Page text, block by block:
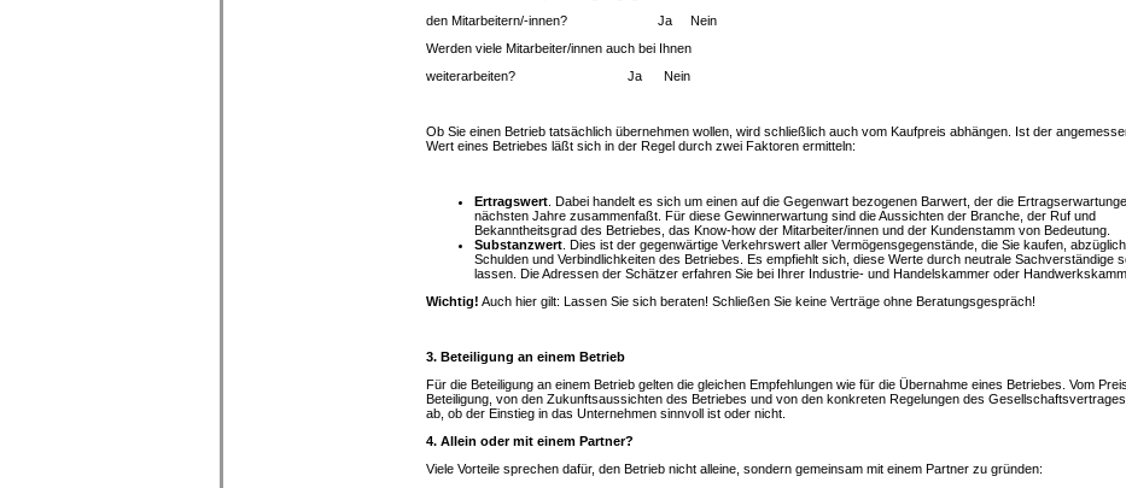
den Mitarbeitern/-innen? Ja Nein
Werden viele Mitarbeiter/innen auch bei Ihnen
weiterarbeiten? Ja Nein
Ob Sie einen Betrieb tatsächlich übernehmen wollen, wird schließlich auch vom Kaufpreis abhängen. Ist der
Wert eines Betriebes läßt sich in der Regel durch zwei Faktoren ermitteln:
Ertragswert . Dabei handelt es sich um einen auf die Gegenwart bezogenen Barwert, der die
nächsten Jahre zusammenfaßt. Für diese Gewinnerwartung sind die Aussichten der Branche, der Ruf und
Bekanntheitsgrad des Betriebes, das Know-how der Mitarbeiter/innen und der Kundenstamm von Bedeutung.
Substanzwert . Dies ist der gegenwärtige Verkehrswert aller Vermögensgegenstände, die Sie kaufen,
Schulden und Verbindlichkeiten des Betriebes. Es empfiehlt sich, diese Werte durch neutrale Sachverständige
lassen. Die Adressen der Schätzer erfahren Sie bei Ihrer Industrie- und Handelskammer oder
Wichtig! Auch hier gilt: Lassen Sie sich beraten! Schließen Sie keine Verträge ohne Beratungsgespräch!
3. Beteiligung an einem Betrieb
Für die Beteiligung an einem Betrieb gelten die gleichen Empfehlungen wie für die Übernahme eines Betriebes. Vom
Beteiligung, von den Zukunftsaussichten des Betriebes und von den konkreten Regelungen des
ab, ob der Einstieg in das Unternehmen sinnvoll ist oder nicht.
4. Allein oder mit einem Partner?
Viele Vorteile sprechen dafür, den Betrieb nicht alleine, sondern gemeinsam mit einem Partner zu gründen: